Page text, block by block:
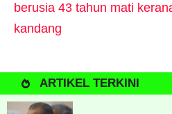
berusia 43 tahun mati
kandang
ARTIKEL TERKINI